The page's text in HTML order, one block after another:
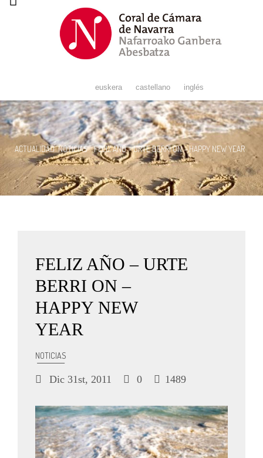
euskera castellano inglés
ACTUALIDAD NOTICIAS FELIZ AÑO – URTE BERRI ON – HAPPY NEW YEAR
FELIZ AÑO – URTE
BERRI ON –
HAPPY NEW
YEAR
NOTICIAS
Dic 31st, 2011 0 1489